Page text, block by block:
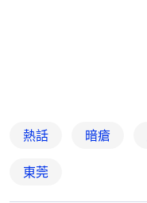
熱話 暗瘡
東莞